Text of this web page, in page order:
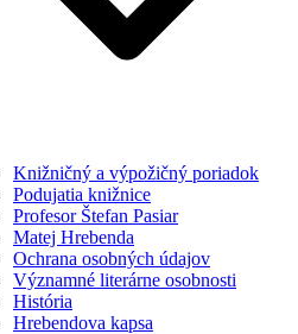
Knižničný a výpožičný poriadok
Podujatia knižnice
Profesor Štefan Pasiar
Matej Hrebenda
Ochrana osobných údajov
Významné literárne osobnosti
História
Hrebendova kapsa